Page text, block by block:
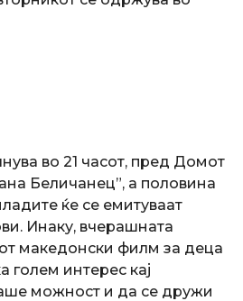
во 21 часот, пред Домот
Беличанец”, а половина
ќе се емитуваат
Инаку, вчерашната
македонски филм за деца
голем интерес кај
можност и да се дружи